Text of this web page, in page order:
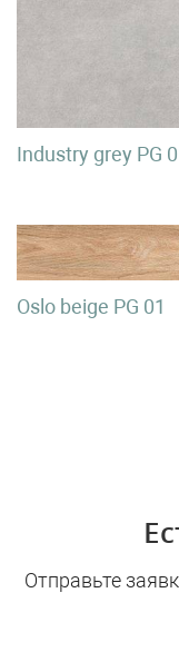
Industry grey PG
Oslo beige PG 01
Отправьте